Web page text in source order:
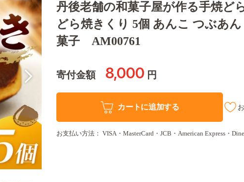
丹後老舗の和菓子屋が作る手焼
どら焼きくり 5個 あんこ つぶあ
菓子 AM00761
寄付金額 8,000 円
カートに追加する
お支払い方法： VISA・MasterCard・JCB・American Express・